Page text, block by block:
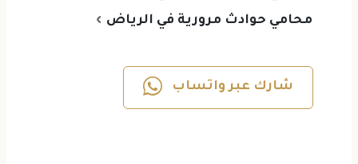
محامي حوادث مرورية في الرياض
شارك عبر واتساب